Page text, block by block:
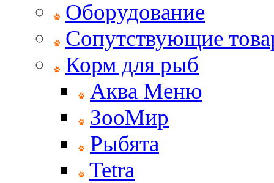
Оборудование
Сопутствующие
Корм для рыб
Аква Меню
ЗооМир
Рыбята
Tetra